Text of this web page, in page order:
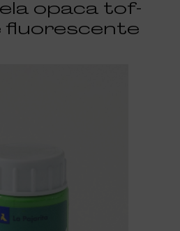
opaca tof-
fluorescente